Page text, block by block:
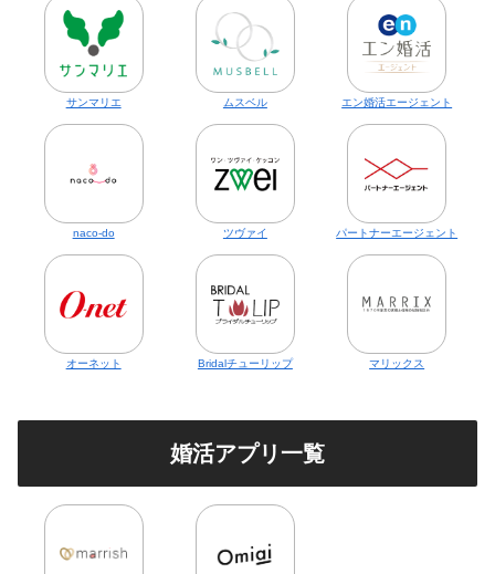
サンマリエ ムスベル エン婚活エージェント
naco-do ツヴァイ パートナーエージェント
オーネット Bridalチューリップ マリックス
婚活アプリ一覧